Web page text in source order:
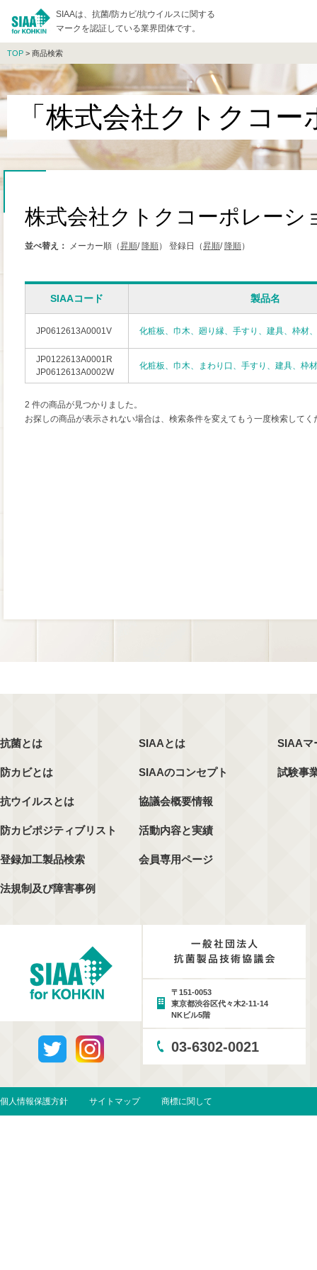
SIAAは、抗菌/防カビ/抗ウイルスに関する
マークを認証している業界団体です。
TOP > 商品検索
「株式会社クトクコ
株式会社クトクコーポレーシ
並べ替え： メーカー順（昇順/ 降順） 登録日（昇順/ 降順）
SIAAコード 製品名
JP0612613A0001V 化粧板、巾木、廻り縁、手すり、建具、枠材
JP0122613A0001R
JP0612613A0002W
化粧板、巾木、まわり口、手すり、建具、枠
2 件の商品が見つかりました。
お探しの商品が表示されない場合は、検索条件を変えてもう一度検索してく
抗菌とは
防カビとは
抗ウイルスとは
防カビポジティブリスト
登録加工製品検索
法規制及び障害事例
SIAAとは
SIAAのコンセプト
協議会概要情報
活動内容と実績
会員専用ページ
SIAAマ
試験事
〒151-0053
東京都渋谷区代々木2-11-14
NKビル5階
03-6302-0021
個人情報保護方針 サイトマップ 商標に関して